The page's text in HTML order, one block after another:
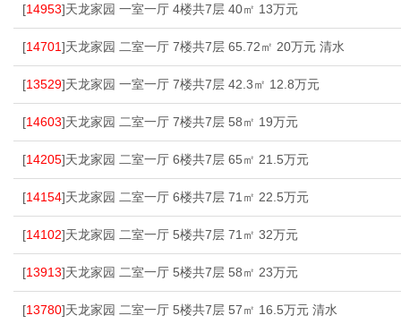
[14953]天龙家园 一室一厅 4楼共7层 40㎡ 13万元
[14701]天龙家园 二室一厅 7楼共7层 65.72㎡ 20万元 清水
[13529]天龙家园 一室一厅 7楼共7层 42.3㎡ 12.8万元
[14603]天龙家园 二室一厅 7楼共7层 58㎡ 19万元
[14205]天龙家园 二室一厅 6楼共7层 65㎡ 21.5万元
[14154]天龙家园 二室一厅 6楼共7层 71㎡ 22.5万元
[14102]天龙家园 二室一厅 5楼共7层 71㎡ 32万元
[13913]天龙家园 二室一厅 5楼共7层 58㎡ 23万元
[13780]天龙家园 二室一厅 5楼共7层 57㎡ 16.5万元 清水